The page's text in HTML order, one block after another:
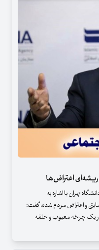
اعتراض‌ها
تهران با اشاره به
و اعتراض مردم شده، گفت:
یک چرخه معیوب و حلقه